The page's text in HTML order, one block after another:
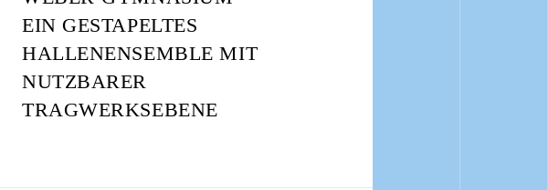
EIN GESTAPELTES
HALLENENSEMBLE MIT
NUTZBARER
TRAGWERKSEBENE